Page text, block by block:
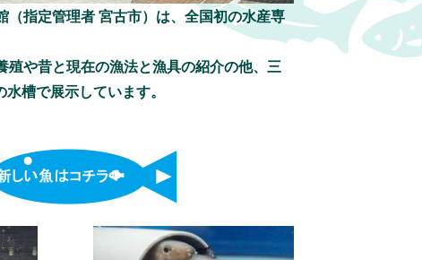
指定管理者 宮古市）は、全国初の水産専
や昔と現在の漁法と漁具の紹介の他、三
槽で展示しています。